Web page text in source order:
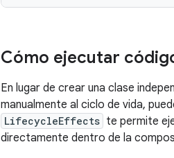
Cómo ejecutar
En lugar de crear una clase
manualmente al ciclo de vida,
LifecycleEffects te permite
directamente dentro de la